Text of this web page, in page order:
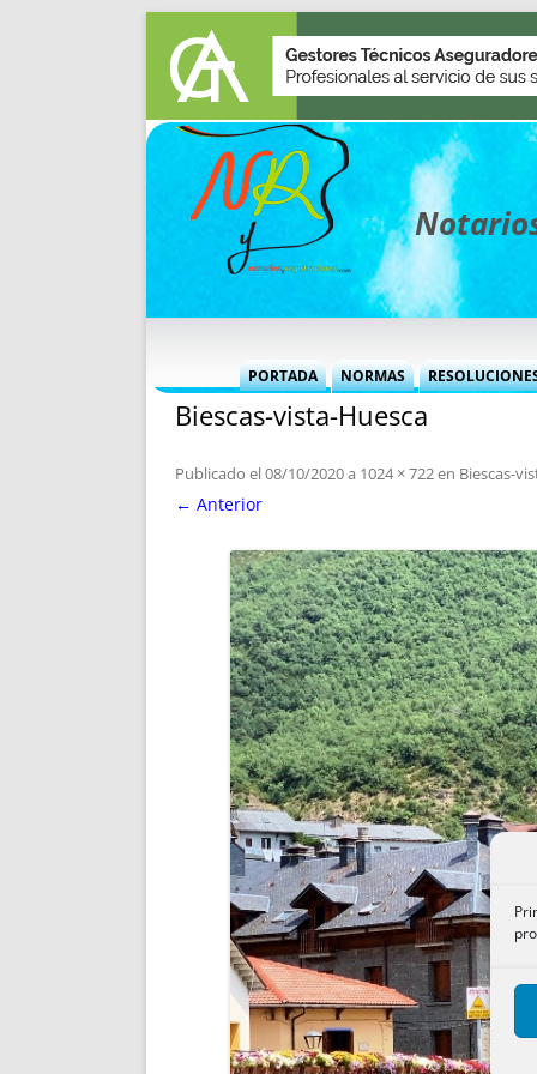
PORTADA NORMAS
MÁS USADAS (CUADRO)
MÁS DESTACADAS
NO DESESPERES
A MANO
FUTURAS NORMAS
VOCES
SUCESIONES
LH Y
Biescas-vista-Huesca
Publicado el08/10/2020a 1024 × 722en Biescas-
← Anterior